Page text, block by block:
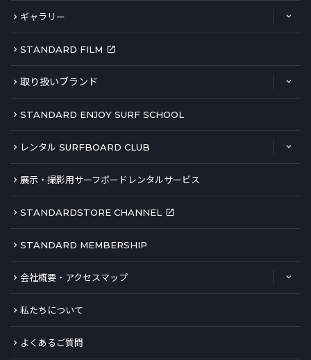
ギャラリー
STANDARD FILM
取り扱いブランド
STANDARD ENJOY SURF SCHOOL
レンタル SURFBOARD CLUB
展示・撮影用サーフボードレンタルサービス
STANDARDSTORE CHANNEL
STANDARD MEMBERSHIP
会社概要・アクセスマップ
私たちについて
よくあるご質問